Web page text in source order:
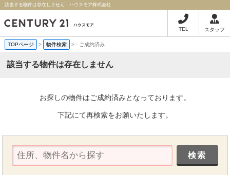
該当する物件は存在しません｜ハウスモア株式会社
TEL スタッフ
TOPページ > 物件検索 >- ご成約済み
該当する物件は存在しません
お探しの物件はご成約済みとなっております。
下記にて再検索をお願いたします。